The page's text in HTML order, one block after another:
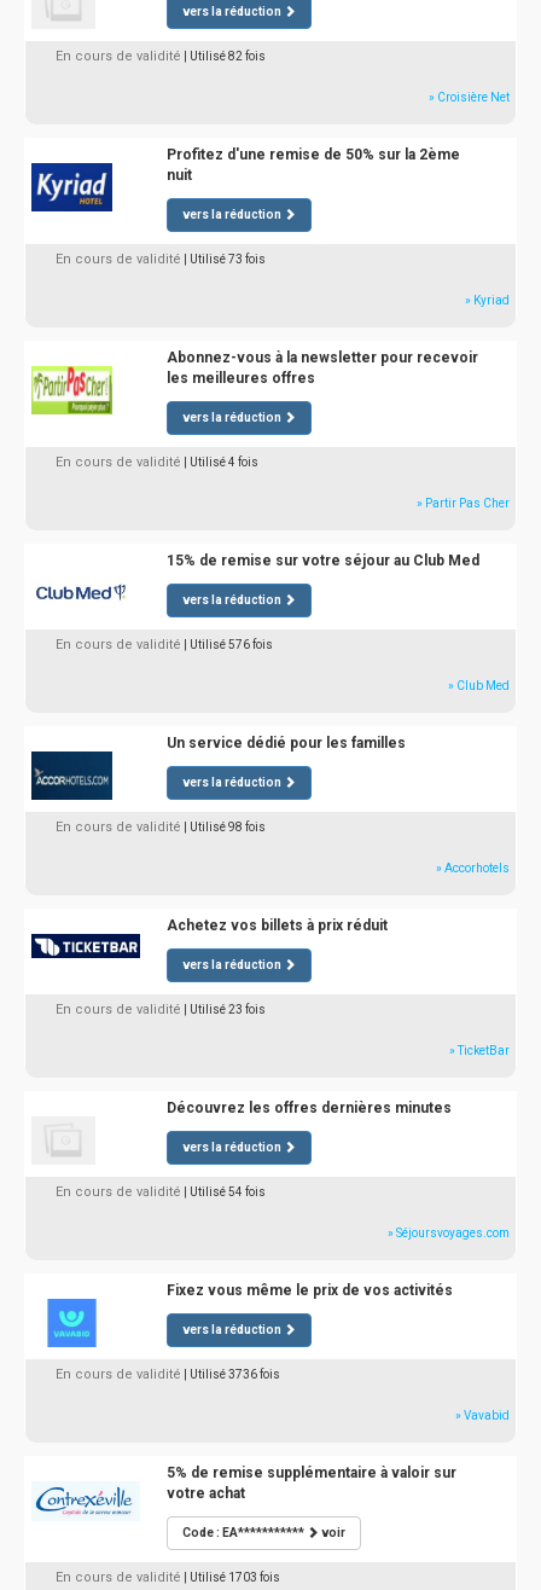
vers la réduction
En cours de validité | Utilisé 82 fois
» Croisière Net
Profitez d'une remise de 50% sur la 2ème
nuit
vers la réduction
En cours de validité | Utilisé 73 fois
» Kyriad
Abonnez-vous à la newsletter pour recevoir
les meilleures offres
vers la réduction
En cours de validité | Utilisé 4 fois
» Partir Pas Cher
15% de remise sur votre séjour au Club Med
vers la réduction
En cours de validité | Utilisé 576 fois
» Club Med
Un service dédié pour les familles
vers la réduction
En cours de validité | Utilisé 98 fois
» Accorhotels
Achetez vos billets à prix réduit
vers la réduction
En cours de validité | Utilisé 23 fois
» TicketBar
Découvrez les offres dernières minutes
vers la réduction
En cours de validité | Utilisé 54 fois
» Séjoursvoyages.com
Fixez vous même le prix de vos activités
vers la réduction
En cours de validité | Utilisé 3736 fois
» Vavabid
5% de remise supplémentaire à valoir sur
votre achat
Code : EA*********** voir
En cours de validité | Utilisé 1703 fois